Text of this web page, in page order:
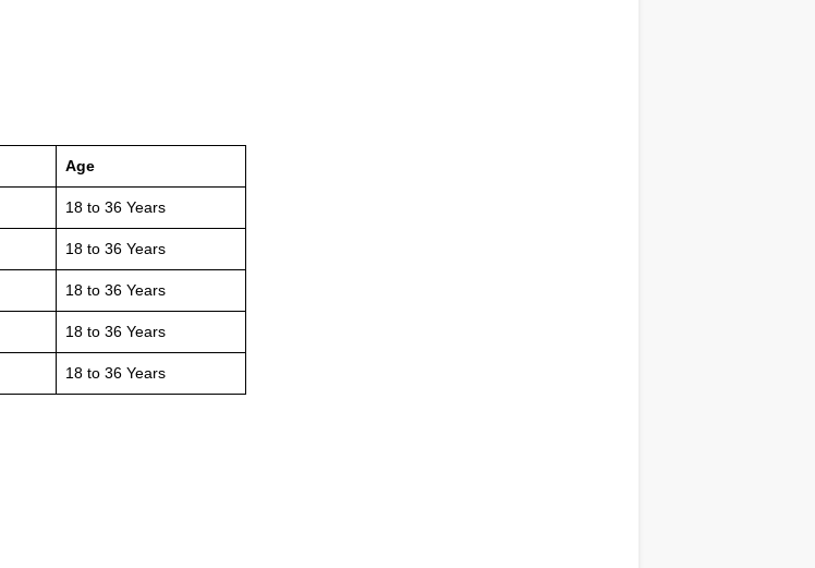
Age
18 to 36 Years
18 to 36 Years
18 to 36 Years
18 to 36 Years
18 to 36 Years